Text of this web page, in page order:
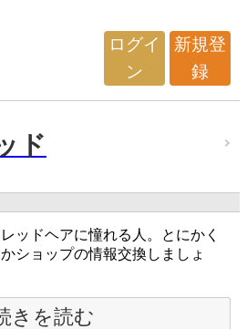
ログイ
ン
新規登
録
ド
ッドヘアに憧れる人。とにかく
ショップの情報交換しましょ
きを読む